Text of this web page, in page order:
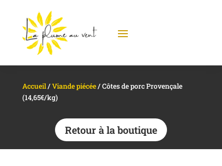
Accueil/Viande piécée/ Côtes de porc Provençale
(14,65€/kg)
Retour à la boutique